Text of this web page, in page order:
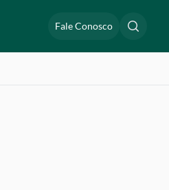
Fale Conosco